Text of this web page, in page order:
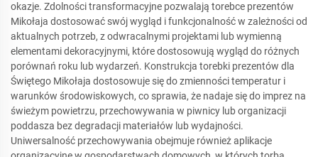
okazje. Zdolności transformacyjne pozwalają torebce prezentów
Mikołaja dostosować swój wygląd i funkcjonalność w zależności od
aktualnych potrzeb, z odwracalnymi projektami lub wymienną
elementami dekoracyjnymi, które dostosowują wygląd do różnych
porównań roku lub wydarzeń. Konstrukcja torebki prezentów dla
Świętego Mikołaja dostosowuje się do zmienności temperatur i
warunków środowiskowych, co sprawia, że nadaje się do imprez na
świeżym powietrzu, przechowywania w piwnicy lub organizacji
poddasza bez degradacji materiałów lub wydajności.
Uniwersalność przechowywania obejmuje również aplikacje